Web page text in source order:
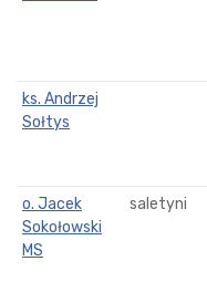
ks. Andrzej
Sołtys
o. Jacek
Sokołowski
MS
saletyni